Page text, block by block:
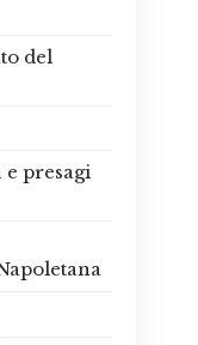
del
presagi